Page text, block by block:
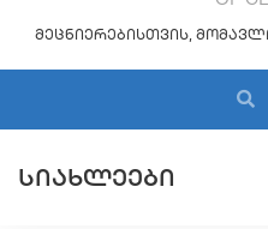
ᲛᲔᲪᲜᲘᲔᲠᲔᲑᲘᲡᲗᲕᲘᲡ,
ᲡᲘᲐᲮᲚᲔᲔᲑᲘ